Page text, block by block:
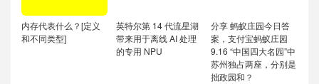
内存代表什么？[定义
和不同类型]
英特尔第 14 代流星湖
带来用于离线 AI 处理
的专用 NPU
分享 蚂蚁庄园今日答
案，支付宝蚂蚁庄园
9.16 “中国四大名园”中
苏州独占两座，分别是
拙政园和？